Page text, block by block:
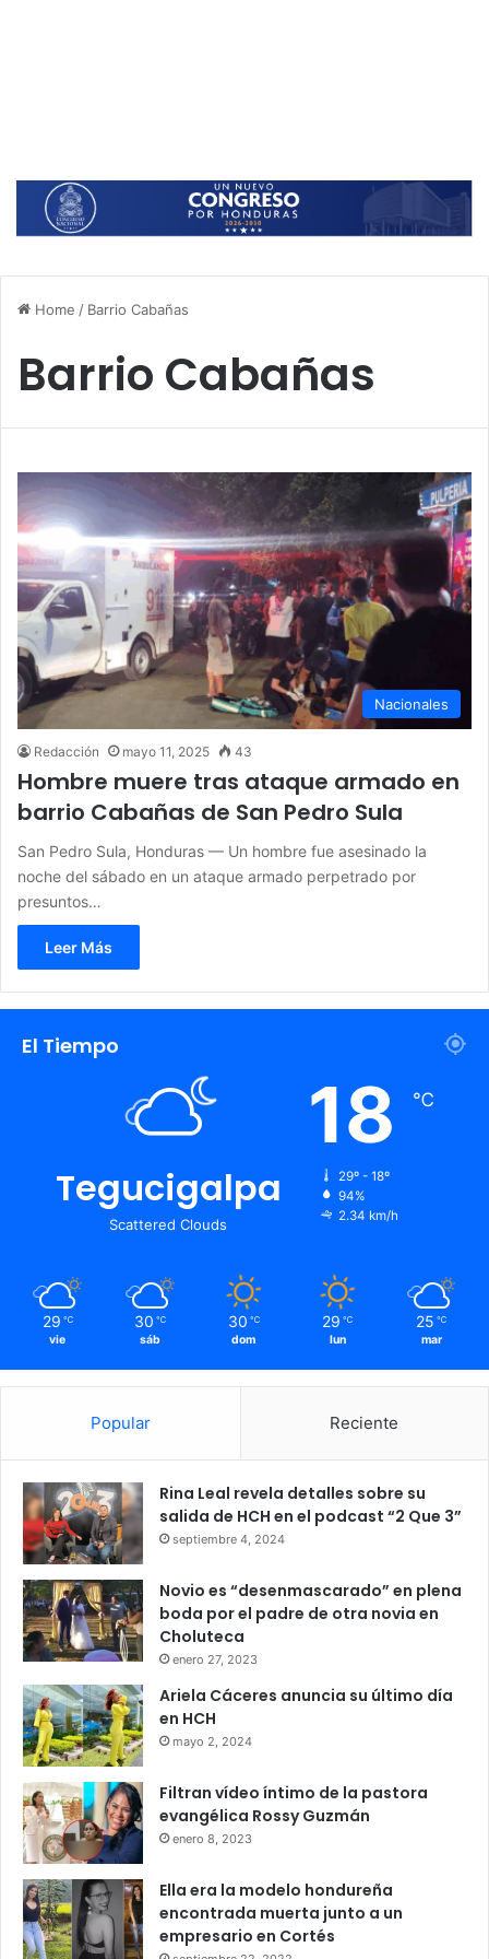
Home / Barrio Cabañas
Barrio Cabañas
Nacionales
Redacción mayo 11, 2025 43
Hombre muere tras ataque armado en
barrio Cabañas de San Pedro Sula
San Pedro Sula, Honduras — Un hombre fue asesinado la
noche del sábado en un ataque armado perpetrado por
presuntos…
Leer Más
El Tiempo
Tegucigalpa
Scattered Clouds
18 ℃
29º - 18º
94%
2.34 km/h
29 ℃
vie
30 ℃
sáb
30 ℃
dom
29 ℃
lun
25 ℃
mar
Popular Reciente
Rina Leal revela detalles sobre su
salida de HCH en el podcast “2 Que 3”
septiembre 4, 2024
Novio es “desenmascarado” en plena
boda por el padre de otra novia en
Choluteca
enero 27, 2023
Ariela Cáceres anuncia su último día
en HCH
mayo 2, 2024
Filtran vídeo íntimo de la pastora
evangélica Rossy Guzmán
enero 8, 2023
Ella era la modelo hondureña
encontrada muerta junto a un
empresario en Cortés